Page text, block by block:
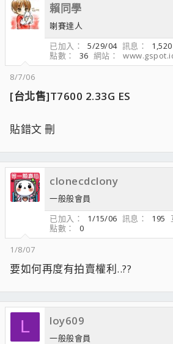
賴同學
喇賽達人
已加入
5/29/04 訊息 1,520
點數
36 網站
8/7/06
[台北售]T7600 2.33G ES
貼錯文 刪
clonecdclony
一般般會員
已加入
1/15/06 訊息 195
點數
0
1/8/07
要如何再度有拍賣權利..??
L loy609
一般般會員